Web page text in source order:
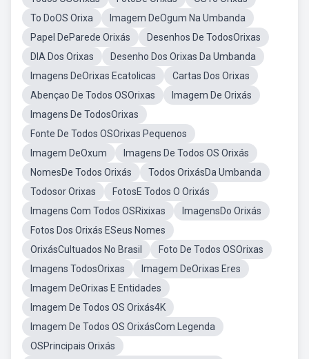
To DoOS Orixa
Imagem DeOgum Na Umbanda
Papel DeParede Orixás
Desenhos De TodosOrixas
DIA Dos Orixas
Desenho Dos Orixas Da Umbanda
Imagens DeOrixas Ecatolicas
Cartas Dos Orixas
Abençao De Todos OSOrixas
Imagem De Orixás
Imagens De TodosOrixas
Fonte De Todos OSOrixas Pequenos
Imagem DeOxum
Imagens De Todos OS Orixás
NomesDe Todos Orixás
Todos OrixásDa Umbanda
Todosor Orixas
FotosE Todos O Orixás
Imagens Com Todos OSRixixas
ImagensDo Orixás
Fotos Dos Orixás ESeus Nomes
OrixásCultuados No Brasil
Foto De Todos OSOrixas
Imagens TodosOrixas
Imagem DeOrixas Eres
Imagem DeOrixas E Entidades
Imagem De Todos OS Orixás4K
Imagem De Todos OS OrixásCom Legenda
OSPrincipais Orixás